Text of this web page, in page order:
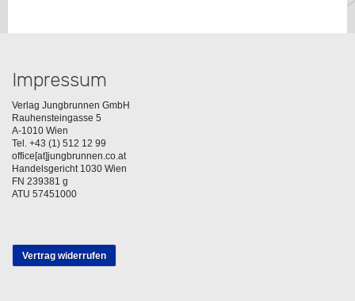
Impressum
Verlag Jungbrunnen GmbH
Rauhensteingasse 5
A-1010 Wien
Tel. +43 (1) 512 12 99
office[at]jungbrunnen.co.at
Handelsgericht 1030 Wien
FN 239381 g
ATU 57451000
Vertrag widerrufen